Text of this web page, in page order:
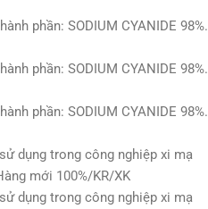
phần: SODIUM CYANIDE 98%.
phần: SODIUM CYANIDE 98%.
phần: SODIUM CYANIDE 98%.
dụng trong công nghiệp xi mạ
mới 100%/KR/XK
dụng trong công nghiệp xi mạ